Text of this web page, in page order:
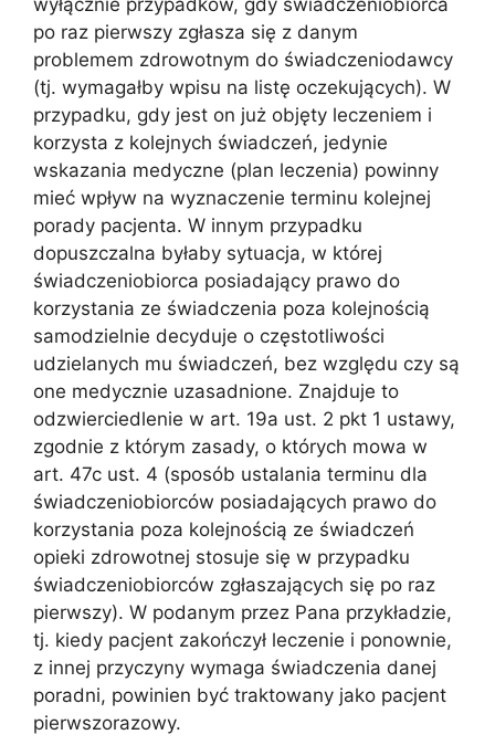
wyłącznie przypadków, gdy świadczeniobiorca
po raz pierwszy zgłasza się z danym
problemem zdrowotnym do świadczeniodawcy
(tj. wymagałby wpisu na listę oczekujących). W
przypadku, gdy jest on już objęty leczeniem i
korzysta z kolejnych świadczeń, jedynie
wskazania medyczne (plan leczenia) powinny
mieć wpływ na wyznaczenie terminu kolejnej
porady pacjenta. W innym przypadku
dopuszczalna byłaby sytuacja, w której
świadczeniobiorca posiadający prawo do
korzystania ze świadczenia poza kolejnością
samodzielnie decyduje o częstotliwości
udzielanych mu świadczeń, bez względu czy są
one medycznie uzasadnione. Znajduje to
odzwierciedlenie w art. 19a ust. 2 pkt 1 ustawy,
zgodnie z którym zasady, o których mowa w
art. 47c ust. 4 (sposób ustalania terminu dla
świadczeniobiorców posiadających prawo do
korzystania poza kolejnością ze świadczeń
opieki zdrowotnej stosuje się w przypadku
świadczeniobiorców zgłaszających się po raz
pierwszy). W podanym przez Pana przykładzie,
tj. kiedy pacjent zakończył leczenie i ponownie,
z innej przyczyny wymaga świadczenia danej
poradni, powinien być traktowany jako pacjent
pierwszorazowy.